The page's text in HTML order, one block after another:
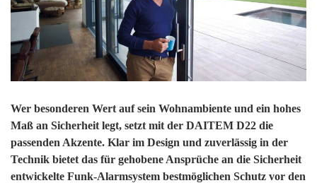
Wer besonderen Wert auf sein Wohnambiente und ein hohes
Maß an Sicherheit legt, setzt mit der DAITEM D22 die
passenden Akzente. Klar im Design und zuverlässig in der
Technik bietet das für gehobene Ansprüche an die Sicherheit
entwickelte Funk-Alarmsystem bestmöglichen Schutz vor den